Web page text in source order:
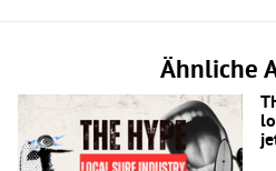
Ähnliche